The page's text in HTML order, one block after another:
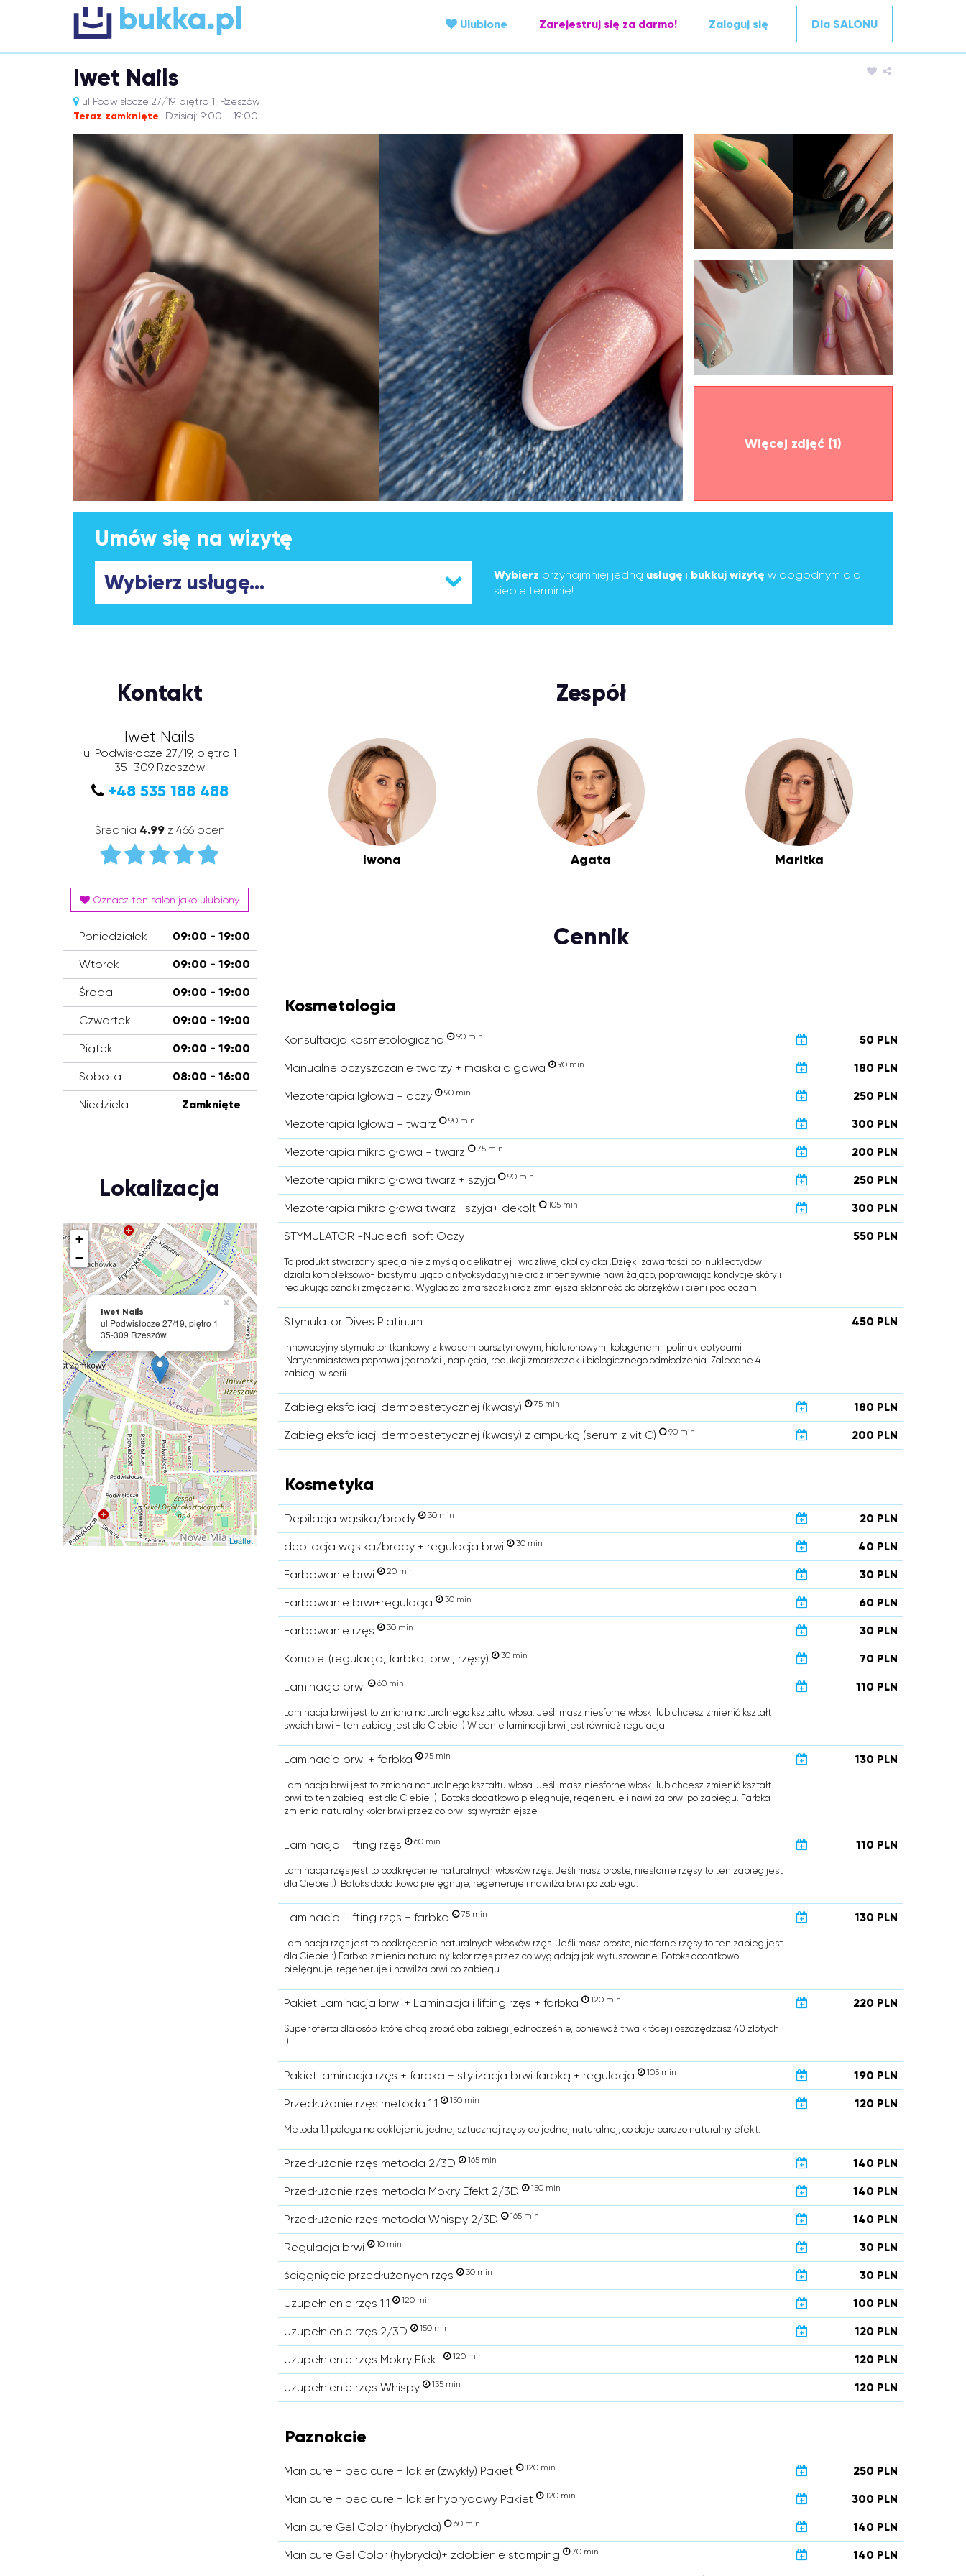
Ulubione Zarejestruj się za darmo! Zaloguj się Dla SALONU
Iwet Nails
ul Podwisłocze 27/19, piętro 1, Rzeszów
Teraz zamknięte Dzisiaj: 9:00 - 19:00
Więcej zdjęć (1)
Umów się na wizytę
Wybierz przynajmniej jedną usługę i bukkuj wizytę w dogodnym dla
siebie terminie!
Kontakt
Iwet Nails
ul Podwisłocze 27/19, piętro 1
35-309 Rzeszów
+48 535 188 488
Średnia 4.99z 466 ocen
Oznacz ten salon jako ulubiony
Poniedziałek 09:00 - 19:00
Wtorek 09:00 - 19:00
Środa 09:00 - 19:00
Czwartek 09:00 - 19:00
Piątek 09:00 - 19:00
Sobota 08:00 - 16:00
Niedziela Zamknięte
Lokalizacja
Iwet Nails
ul Podwisłocze 27/19, piętro 1
35-309 Rzeszów
×
+
−
Leaflet
Zespół
Iwona Agata Maritka
Cennik
Kosmetologia
Konsultacja kosmetologiczna 90 min 50 PLN
Manualne oczyszczanie twarzy + maska algowa 90 min 180 PLN
Mezoterapia Igłowa - oczy 90 min 250 PLN
Mezoterapia Igłowa - twarz 90 min 300 PLN
Mezoterapia mikroigłowa - twarz 75 min 200 PLN
Mezoterapia mikroigłowa twarz + szyja 90 min 250 PLN
Mezoterapia mikroigłowa twarz+ szyja+ dekolt 105 min 300 PLN
STYMULATOR -Nucleofil soft Oczy 550 PLN
To produkt stworzony specjalnie z myślą o delikatnej i wrażliwej okolicy oka .Dzięki zawartości polinukleotydów
działa kompleksowo- biostymulująco, antyoksydacyjnie oraz intensywnie nawilżająco, poprawiając kondycje skóry i
redukując oznaki zmęczenia. Wygładza zmarszczki oraz zmniejsza skłonność do obrzęków i cieni pod oczami.
Stymulator Dives Platinum 450 PLN
Innowacyjny stymulator tkankowy z kwasem bursztynowym, hialuronowym, kolagenem i polinukleotydami
.Natychmiastowa poprawa jędrności , napięcia, redukcji zmarszczek i biologicznego odmłodzenia. Zalecane 4
zabiegi w serii.
Zabieg eksfoliacji dermoestetycznej (kwasy) 75 min 180 PLN
Zabieg eksfoliacji dermoestetycznej (kwasy) z ampułką (serum z vit C) 90 min 200 PLN
Kosmetyka
Depilacja wąsika/brody 30 min 20 PLN
depilacja wąsika/brody + regulacja brwi 30 min 40 PLN
Farbowanie brwi 20 min 30 PLN
Farbowanie brwi+regulacja 30 min 60 PLN
Farbowanie rzęs 30 min 30 PLN
Komplet(regulacja, farbka, brwi, rzęsy) 30 min 70 PLN
Laminacja brwi 60 min 110 PLN
Laminacja brwi jest to zmiana naturalnego kształtu włosa. Jeśli masz niesforne włoski lub chcesz zmienić kształt
swoich brwi - ten zabieg jest dla Ciebie :) W cenie laminacji brwi jest również regulacja.
Laminacja brwi + farbka 75 min 130 PLN
Laminacja brwi jest to zmiana naturalnego kształtu włosa. Jeśli masz niesforne włoski lub chcesz zmienić kształt
brwi to ten zabieg jest dla Ciebie :) Botoks dodatkowo pielęgnuje, regeneruje i nawilża brwi po zabiegu. Farbka
zmienia naturalny kolor brwi przez co brwi są wyraźniejsze.
Laminacja i lifting rzęs 60 min 110 PLN
Laminacja rzęs jest to podkręcenie naturalnych włosków rzęs. Jeśli masz proste, niesforne rzęsy to ten zabieg jest
dla Ciebie :) Botoks dodatkowo pielęgnuje, regeneruje i nawilża brwi po zabiegu.
Laminacja i lifting rzęs + farbka 75 min 130 PLN
Laminacja rzęs jest to podkręcenie naturalnych włosków rzęs. Jeśli masz proste, niesforne rzęsy to ten zabieg jest
dla Ciebie :) Farbka zmienia naturalny kolor rzęs przez co wyglądają jak wytuszowane. Botoks dodatkowo
pielęgnuje, regeneruje i nawilża brwi po zabiegu.
Pakiet Laminacja brwi + Laminacja i lifting rzęs + farbka 120 min 220 PLN
Super oferta dla osób, które chcą zrobić oba zabiegi jednocześnie, ponieważ trwa krócej i oszczędzasz 40 złotych
:)
Pakiet laminacja rzęs + farbka + stylizacja brwi farbką + regulacja 105 min 190 PLN
Przedłużanie rzęs metoda 1:1 150 min 120 PLN
Metoda 1:1 polega na doklejeniu jednej sztucznej rzęsy do jednej naturalnej, co daje bardzo naturalny efekt.
Przedłużanie rzęs metoda 2/3D 165 min 140 PLN
Przedłużanie rzęs metoda Mokry Efekt 2/3D 150 min 140 PLN
Przedłużanie rzęs metoda Whispy 2/3D 165 min 140 PLN
Regulacja brwi 10 min 30 PLN
ściągnięcie przedłużanych rzęs 30 min 30 PLN
Uzupełnienie rzęs 1:1 120 min 100 PLN
Uzupełnienie rzęs 2/3D 150 min 120 PLN
Uzupełnienie rzęs Mokry Efekt 120 min 120 PLN
Uzupełnienie rzęs Whispy 135 min 120 PLN
Paznokcie
Manicure + pedicure + lakier (zwykły) Pakiet 120 min 250 PLN
Manicure + pedicure + lakier hybrydowy Pakiet 120 min 300 PLN
Manicure Gel Color (hybryda) 60 min 140 PLN
Manicure Gel Color (hybryda)+ zdobienie stamping 70 min 140 PLN